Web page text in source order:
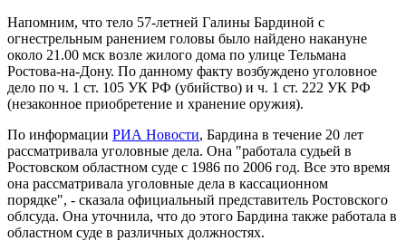
Напомним, что тело 57-летней Галины Бардиной с
огнестрельным ранением головы было найдено накануне
около 21.00 мск возле жилого дома по улице Тельмана
Ростова-на-Дону. По данному факту возбуждено уголовное
дело по ч. 1 ст. 105 УК РФ (убийство) и ч. 1 ст. 222 УК РФ
(незаконное приобретение и хранение оружия).
По информации РИА Новости, Бардина в течение 20 лет
рассматривала уголовные дела. Она "работала судьей в
Ростовском областном суде с 1986 по 2006 год. Все это время
она рассматривала уголовные дела в кассационном
порядке", - сказала официальный представитель Ростовского
облсуда. Она уточнила, что до этого Бардина также работала в
областном суде в различных должностях.